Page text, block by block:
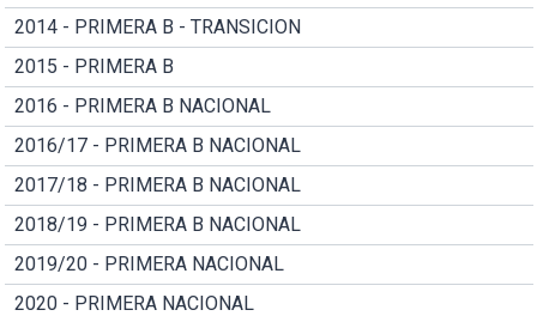
2014 - PRIMERA B - TRANSICION
2015 - PRIMERA B
2016 - PRIMERA B NACIONAL
2016/17 - PRIMERA B NACIONAL
2017/18 - PRIMERA B NACIONAL
2018/19 - PRIMERA B NACIONAL
2019/20 - PRIMERA NACIONAL
2020 - PRIMERA NACIONAL